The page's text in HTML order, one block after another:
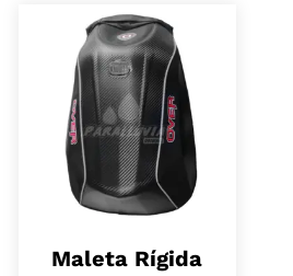
Maleta Rígida